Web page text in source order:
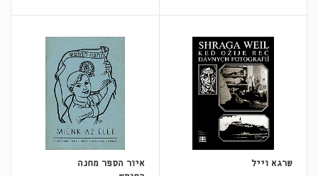
שרגא וייל
איור הספר מחנה